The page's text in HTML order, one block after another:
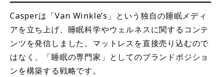
Casperは「Van Winkle’s」という独自の睡眠メディ
アを立ち上げ、睡眠科学やウェルネスに関するコンテ
ンツを発信しました。マットレスを直接売り込むので
はなく、「睡眠の専門家」としてのブランドポジショ
ンを構築する戦略です。